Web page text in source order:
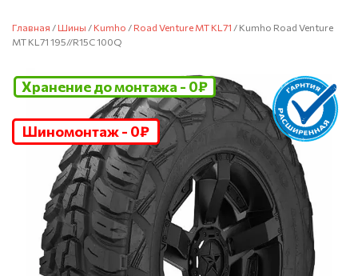
Главная / Шины / Kumho / Road Venture MT KL71 / Kumho Road Venture
MT KL71 195//R15C 100Q
Шиномонтаж - 0₽
Хранение до монтажа - 0₽